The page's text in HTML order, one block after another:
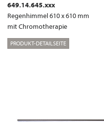
649.14.645.xxx
Regenhimmel 610 x 610 mm
mit Chromotherapie
PRODUKT-DETAILSEITE